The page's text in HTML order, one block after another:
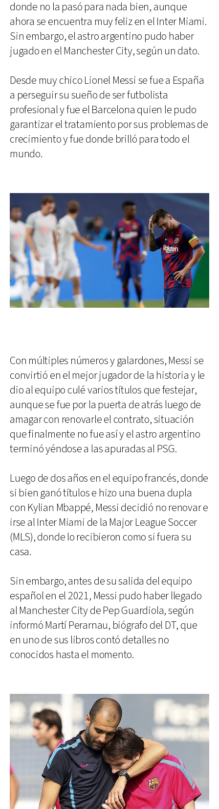
donde no la pasó para nada bien, aunque
ahora se encuentra muy feliz en el Inter Miami.
Sin embargo, el astro argentino pudo haber
jugado en el Manchester City, según un dato.
Desde muy chico Lionel Messi se fue a España
a perseguir su sueño de ser futbolista
profesional y fue el Barcelona quien le pudo
garantizar el tratamiento por sus problemas de
crecimiento y fue donde brilló para todo el
mundo.
Con múltiples números y galardones, Messi se
convirtió en el mejor jugador de la historia y le
dio al equipo culé varios títulos que festejar,
aunque se fue por la puerta de atrás luego de
amagar con renovarle el contrato, situación
que finalmente no fue así y el astro argentino
terminó yéndose a las apuradas al PSG.
Luego de dos años en el equipo francés, donde
si bien ganó títulos e hizo una buena dupla
con Kylian Mbappé, Messi decidió no renovar e
irse al Inter Miami de la Major League Soccer
(MLS), donde lo recibieron como si fuera su
casa.
Sin embargo, antes de su salida del equipo
español en el 2021, Messi pudo haber llegado
al Manchester City de Pep Guardiola, según
informó Martí Perarnau, biógrafo del DT, que
en uno de sus libros contó detalles no
conocidos hasta el momento.